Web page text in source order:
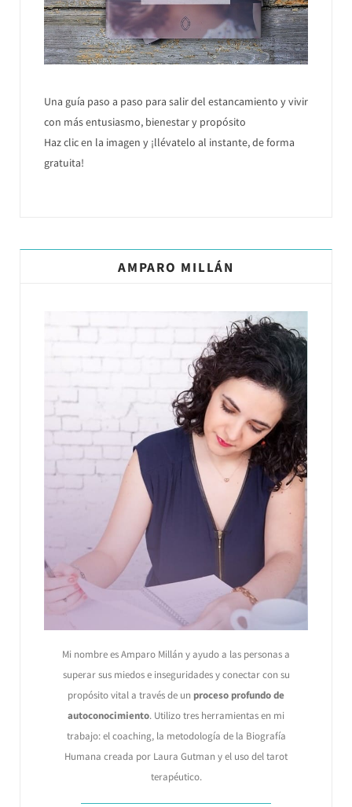
Una guía paso a paso para salir del estancamiento y vivir
con más entusiasmo, bienestar y propósito
Haz clic en la imagen y ¡llévatelo al instante, de forma
gratuita!
AMPARO MILLÁN
Mi nombre es Amparo Millán y ayudo a las personas a
superar sus miedos e inseguridades y conectar con su
propósito vital a través de un proceso profundo de
autoconocimiento. Utilizo tres herramientas en mi
trabajo: el coaching, la metodología de la Biografía
Humana creada por Laura Gutman y el uso del tarot
terapéutico.